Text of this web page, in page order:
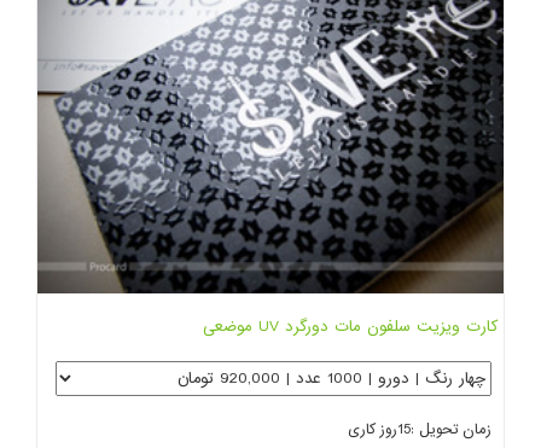
کارت ویزیت سلفون مات دورگرد UV موضعی
زمان تحویل :15روز کاری